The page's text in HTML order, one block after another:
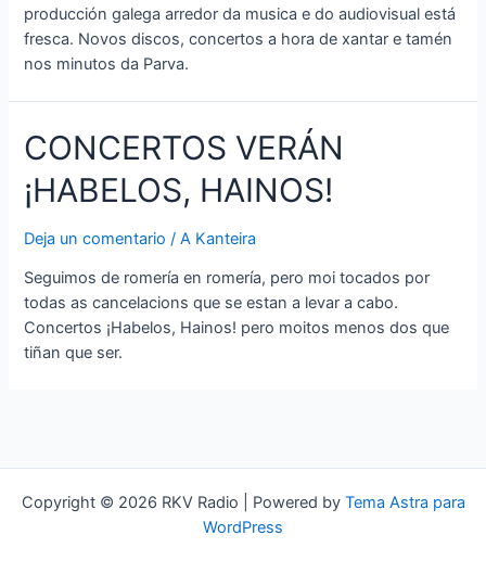
producción galega arredor da musica e do audiovisual está
fresca. Novos discos, concertos a hora de xantar e tamén
nos minutos da Parva.
CONCERTOS VERÁN
¡HABELOS, HAINOS!
Deja un comentario /A Kanteira
Seguimos de romería en romería, pero moi tocados por
todas as cancelacions que se estan a levar a cabo.
Concertos ¡Habelos, Hainos! pero moitos menos dos que
tiñan que ser.
Copyright © 2026 RKV Radio | Powered by Tema Astra para
WordPress